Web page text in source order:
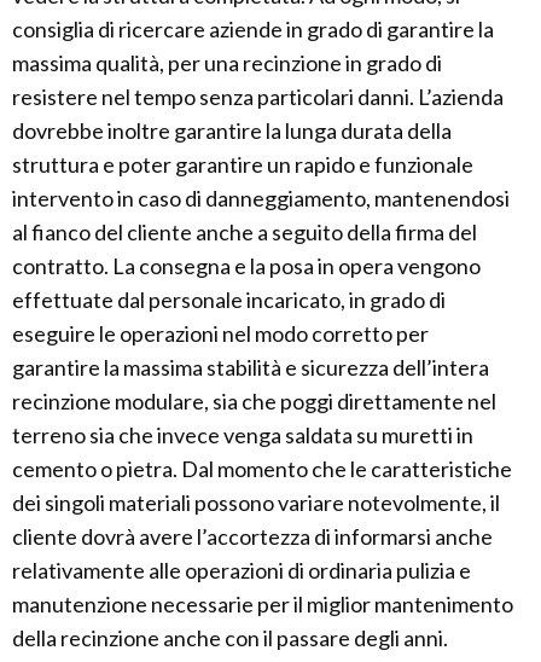
consiglia di ricercare aziende in grado di garantire la
massima qualità, per una recinzione in grado di
resistere nel tempo senza particolari danni. L’azienda
dovrebbe inoltre garantire la lunga durata della
struttura e poter garantire un rapido e funzionale
intervento in caso di danneggiamento, mantenendosi
al fianco del cliente anche a seguito della firma del
contratto. La consegna e la posa in opera vengono
effettuate dal personale incaricato, in grado di
eseguire le operazioni nel modo corretto per
garantire la massima stabilità e sicurezza dell’intera
recinzione modulare, sia che poggi direttamente nel
terreno sia che invece venga saldata su muretti in
cemento o pietra. Dal momento che le caratteristiche
dei singoli materiali possono variare notevolmente, il
cliente dovrà avere l’accortezza di informarsi anche
relativamente alle operazioni di ordinaria pulizia e
manutenzione necessarie per il miglior mantenimento
della recinzione anche con il passare degli anni.